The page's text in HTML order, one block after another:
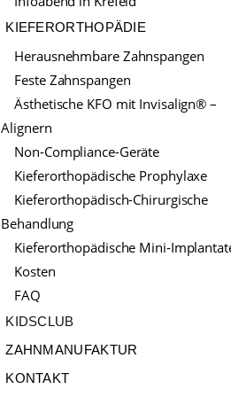
KIEFERORTHOPÄDIE
Herausnehmbare Zahnspangen
Feste Zahnspangen
Ästhetische KFO mit Invisalign® –
Alignern
Non-Compliance-Geräte
Kieferorthopädische Prophylaxe
Kieferorthopädisch-Chirurgische
Behandlung
Kieferorthopädische Mini-
Kosten
FAQ
KIDSCLUB
ZAHNMANUFAKTUR
KONTAKT